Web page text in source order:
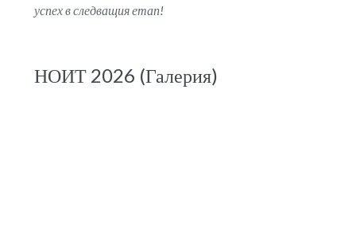
успех в следващия етап!
НОИТ 2026 (Галерия)